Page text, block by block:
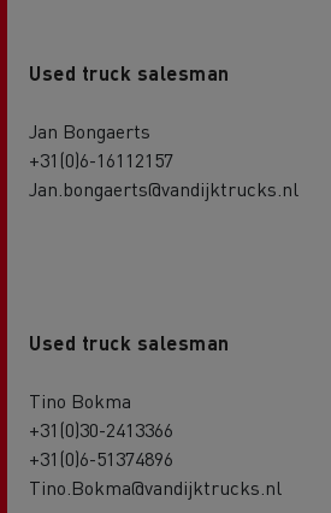
Used truck salesman
Jan Bongaerts
+31(0)6-16112157
Jan.bongaerts@vandijktrucks.nl
Used truck salesman
Tino Bokma
+31(0)30-2413366
+31(0)6-51374896
Tino.Bokma@vandijktrucks.nl